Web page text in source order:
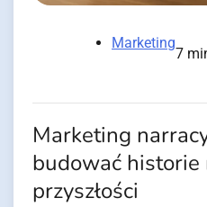
Marketing
7
Marketing
budować historie
przyszłości